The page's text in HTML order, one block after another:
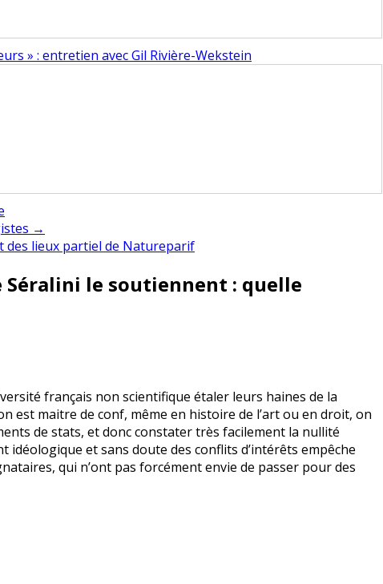
» : entretien avec Gil Rivière-Wekstein
→
des lieux partiel de Natureparif
Séralini le soutiennent : quelle
français non scientifique étaler leurs haines de la
est maitre de conf, même en histoire de l’art ou en droit, on
de stats, et donc constater très facilement la nullité
idéologique et sans doute des conflits d’intérêts empêche
qui n’ont pas forcément envie de passer pour des